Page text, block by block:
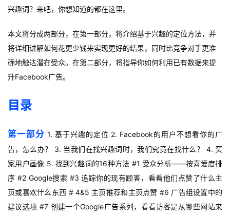
兴趣词？来吧，你想知道的都在这里。
本文将分成两部分，在第一部分，将介绍基于兴趣的定位方法，并
将详细讲解如何花更少钱来实现更好的结果，同时比竞争对手更准
确地触达潜在受众。在第二部分，将指导你如何利用已有数据来提
升Facebook广告。
目录
第一部分 1. 基于兴趣的定位 2. Facebook的用户不想看你的广
告，怎么办？ 3. 当我们在找兴趣词时，我们究竟在找什么？ 4. 买
家用户画像 5. 找到兴趣词的16种方法 #1 受众分析——按喜爱度排
序 #2 Google搜索 #3 追踪你的现有顾客，看看他们点赞了什么主
页或喜欢什么东西 # 4&5 主页推荐和主页点赞 #6 广告组设置中的
建议选项 #7 创建一个Google广告系列，看看访客是从哪些网站来